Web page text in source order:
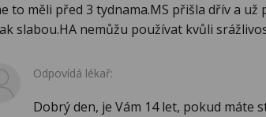
to měli před 3 tydnama.MS přišla dřív a
slabou.HA nemůžu používat kvůli
Odpovídá lékař:
Dobrý den, je Vám 14 let, pokud máte